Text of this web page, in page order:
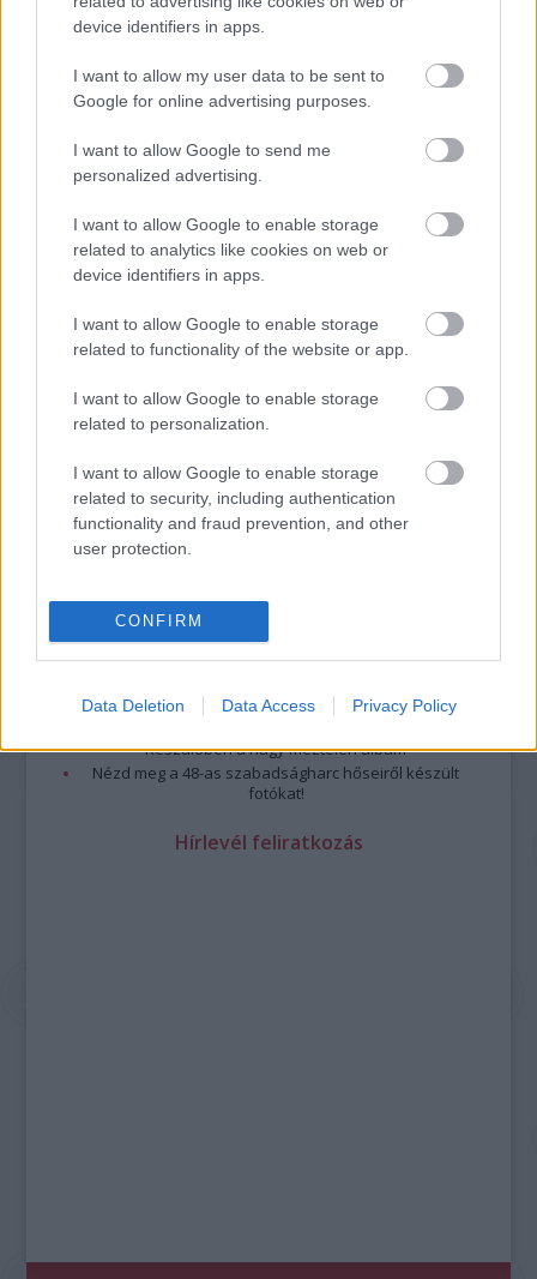
device identifiers in apps.
I want to allow my user data to be sent to
Google for online advertising purposes.
I want to allow Google to send me
personalized advertising.
I want to allow Google to enable storage
related to analytics like cookies on web or
device identifiers in apps.
I want to allow Google to enable storage
related to functionality of the website or app.
I want to allow Google to enable storage
related to personalization.
I want to allow Google to enable storage
related to security, including authentication
functionality and fraud prevention, and other
user protection.
CONFIRM
Data Deletion Data Access Privacy Policy
„AZ EMBERT EMBERRÉ TETTE…” – VASÁRNAP
A bejegyzés trackback címe:
https://kulturpart.hu/api/trackback/id/7822700
Kommentek:
vonatkozó jogszabályok
értelmében felhasználói tartalomnak
szolgáltatás technikai
nem vállal, azokat nem ellenőrzi. Kifogás esetén forduljon a blog szerkesztőjéhez.
Legolvasottabb
Megdöbbentő fotók a néptelen fővárosról
A 10 legütősebb drogos film
Megjöttek a meztelen hősnők
A legizgalmasabb fotók 2015-ből
Készülőben a nagy meztelen album
Nézd meg a 48-as szabadságharc hőseiről készült
fotókat!
Hírlevél feliratkozás